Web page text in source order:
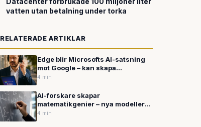
vatten utan betalning under torka
RELATERADE ARTIKLAR
Edge blir Microsofts AI-satsning
mot Google – kan skapa
poddsändningar av allt du läser
4 min
AI-forskare skapar
matematikgenier – nya modeller
tränas med upp till 95 procent
4 min